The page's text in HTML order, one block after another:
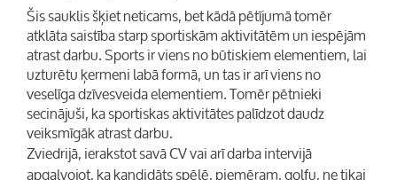
Šis sauklis šķiet neticams, bet kādā pētījumā tomēr
atklāta saistība starp sportiskām aktivitātēm un iespējām
atrast darbu. Sports ir viens no būtiskiem elementiem, lai
uzturētu ķermeni labā formā, un tas ir arī viens no
veselīga dzīvesveida elementiem. Tomēr pētnieki
secinājuši, ka sportiskas aktivitātes palīdzot daudz
veiksmīgāk atrast darbu.
Zviedrijā, ierakstot savā CV vai arī darba intervijā